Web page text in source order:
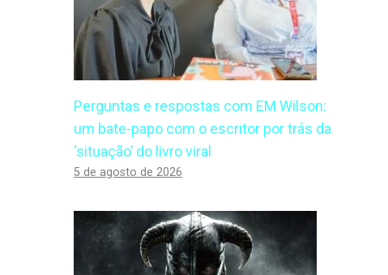
Perguntas e respostas com EM Wilson:
um bate-papo com o escritor por trás da
‘situação’ do livro viral
5 de agosto de 2026